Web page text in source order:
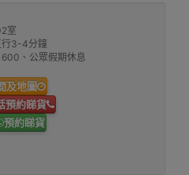
室
行3-4分鐘
、公眾假期休息
及地圖
預約睇貨
預約睇貨